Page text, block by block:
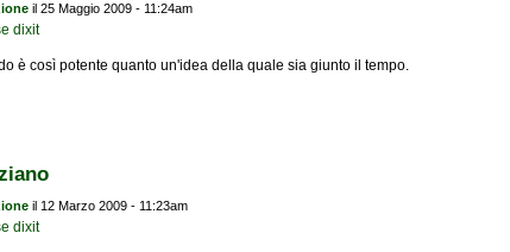
il 25 Maggio 2009 - 11:24am
dixit
è così potente quanto un'idea della quale sia giunto il tempo.
il 12 Marzo 2009 - 11:23am
dixit